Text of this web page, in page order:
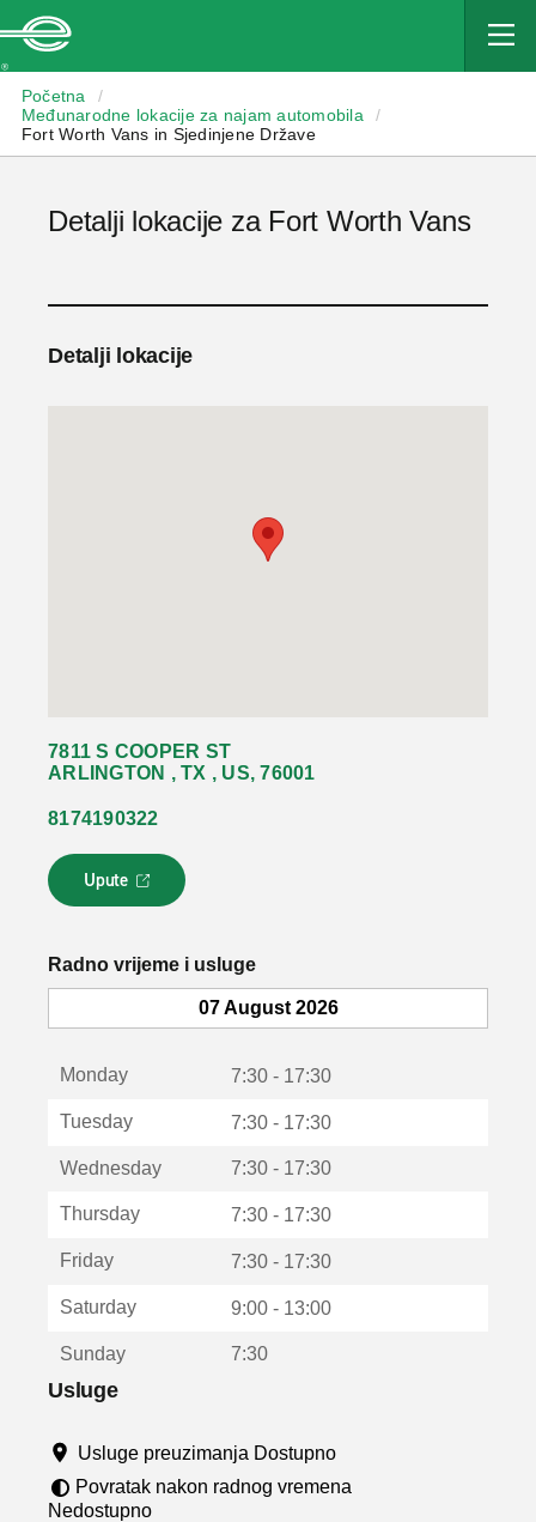
Početna
/
Međunarodne lokacije za najam automobila
/
Fort Worth Vans in Sjedinjene Države
Detalji lokacije za Fort Worth Vans
Detalji lokacije
7811 S COOPER ST
ARLINGTON , TX , US, 76001
8174190322
Upute
L
i
k
o
u
u
Radno vrijeme i usluge
07 August 2026
Monday 7:30 - 17:30
Tuesday 7:30 - 17:30
Wednesday 7:30 - 17:30
Thursday 7:30 - 17:30
Friday 7:30 - 17:30
Saturday 9:00 - 13:00
Sunday 7:30
Usluge
Usluge preuzimanja Dostupno
Povratak nakon radnog vremena
Nedostupno